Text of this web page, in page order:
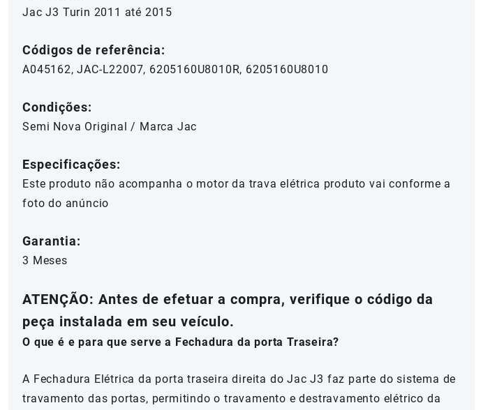
Jac J3 Turin 2011 até 2015
Códigos de referência:
A045162, JAC-L22007, 6205160U8010R, 6205160U8010
Condições:
Semi Nova Original / Marca Jac
Especificações:
Este produto não acompanha o motor da trava elétrica produto vai conforme a
foto do anúncio
Garantia:
3 Meses
ATENÇÃO: Antes de efetuar a compra, verifique o código da
peça instalada em seu veículo.
O que é e para que serve a Fechadura da porta Traseira?
A Fechadura Elétrica da porta traseira direita do Jac J3 faz parte do sistema de
travamento das portas, permitindo o travamento e destravamento elétrico da